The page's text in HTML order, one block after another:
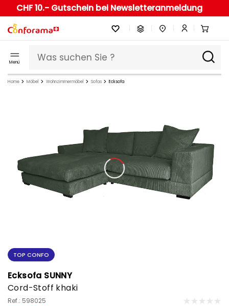
CHF 10.- Gutschein bei Newsletteranmeldung
Menü
Home Möbel Wohnzimmermöbel Sofas Ecksofa
TOP CONFO
Ecksofa SUNNY
Cord-Stoff khaki
Ref.: 598025